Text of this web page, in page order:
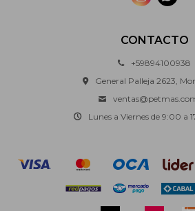
CONTACTO
+59894100938
General Palleja 2623,
Lunes a Viernes de 9:00 a